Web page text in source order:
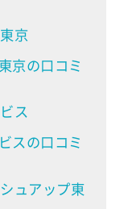
京
京の口コミ
ス
スの口コミ
ュアップ東